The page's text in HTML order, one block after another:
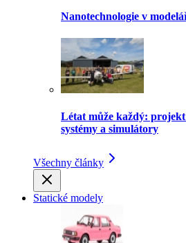
Nanotechnologie v
Létat může každý:
systémy a simulátory
Všechny články
Statické modely